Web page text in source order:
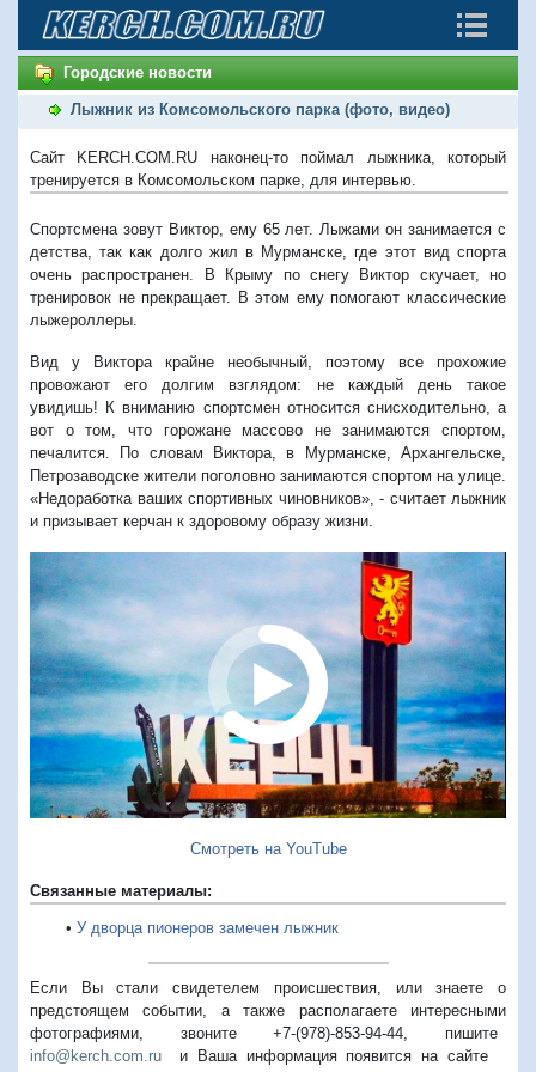
Городские новости
Лыжник из Комсомольского парка (фото, видео)
Сайт KERCH.COM.RU наконец-то поймал лыжника, который
тренируется в Комсомольском парке, для интервью.
Спортсмена зовут Виктор, ему 65 лет. Лыжами он занимается с
детства, так как долго жил в Мурманске, где этот вид спорта
очень распространен. В Крыму по снегу Виктор скучает, но
тренировок не прекращает. В этом ему помогают классические
лыжероллеры.
Вид у Виктора крайне необычный, поэтому все прохожие
провожают его долгим взглядом: не каждый день такое
увидишь! К вниманию спортсмен относится снисходительно, а
вот о том, что горожане массово не занимаются спортом,
печалится. По словам Виктора, в Мурманске, Архангельске,
Петрозаводске жители поголовно занимаются спортом на улице.
«Недоработка ваших спортивных чиновников», - считает лыжник
и призывает керчан к здоровому образу жизни.
Cмотреть на YouTube
Связанные материалы:
• У дворца пионеров замечен лыжник
Если Вы стали свидетелем происшествия, или знаете о
предстоящем событии, а также располагаете интересными
фотографиями, звоните +7-(978)-853-94-44, пишите
info@kerch.com.ru и Ваша информация появится на сайте